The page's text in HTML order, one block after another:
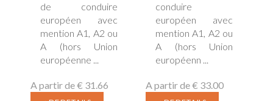
de conduire
européen avec
mention A1, A2 ou
A (hors Union
européenne ...
A partir de€ 31.66
conduire
européen avec
mention A1, A2 ou
A (hors Union
européenn ...
A partir de€ 33.00